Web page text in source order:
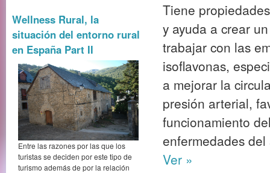
Wellness Rural, la
situación del entorno rural
en España Part II
Entre las razones por las que los
turistas se deciden por este tipo de
turismo además de por la relación
Tiene
y ayuda a crear
trabajar con las
isoflavonas,
a mejorar la
presión arterial,
funcionamiento
enfermedades del
Ver »